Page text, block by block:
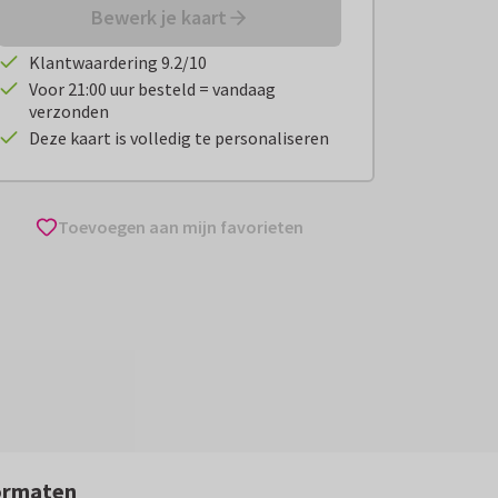
Bewerk je kaart
Klantwaardering 9.2/10
Voor 21:00 uur besteld = vandaag
verzonden
Deze kaart is volledig te personaliseren
Toevoegen aan mijn favorieten